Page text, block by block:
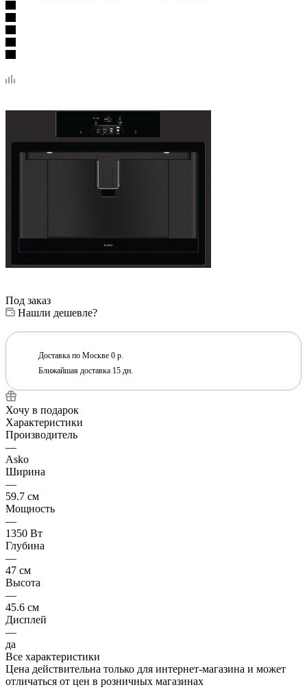
Под заказ
Нашли дешевле?
Доставка по Москве 0 р.
Ближайшая доставка 15 дн.
Хочу в подарок
Характеристики
Производитель
—
Asko
Ширина
—
59.7 см
Мощность
—
1350 Вт
Глубина
—
47 см
Высота
—
45.6 см
Дисплей
—
да
Все характеристики
Цена действительна только для интернет-магазина и может
отличаться от цен в розничных магазинах